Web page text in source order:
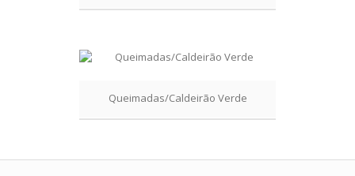
Queimadas/Caldeirão Verde